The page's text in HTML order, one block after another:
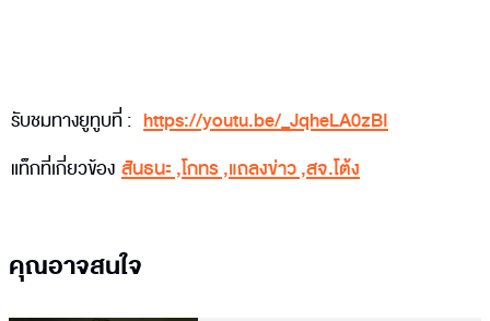
รับชมทางยูทูบที่ : https://youtu.be/_JqheLA0zBI
แท็กที่เกี่ยวข้อง สันธนะ ,โกทร,แถลงข่าว,สจ.โต้ง
คุณอาจสนใจ